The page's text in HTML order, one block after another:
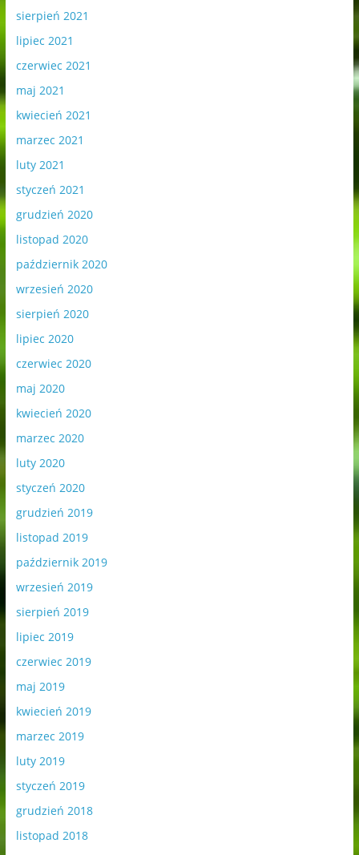
sierpień 2021
lipiec 2021
czerwiec 2021
maj 2021
kwiecień 2021
marzec 2021
luty 2021
styczeń 2021
grudzień 2020
listopad 2020
październik 2020
wrzesień 2020
sierpień 2020
lipiec 2020
czerwiec 2020
maj 2020
kwiecień 2020
marzec 2020
luty 2020
styczeń 2020
grudzień 2019
listopad 2019
październik 2019
wrzesień 2019
sierpień 2019
lipiec 2019
czerwiec 2019
maj 2019
kwiecień 2019
marzec 2019
luty 2019
styczeń 2019
grudzień 2018
listopad 2018